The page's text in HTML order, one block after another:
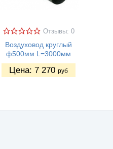
Отзывы: 0
Воздуховод круглый
ф500мм L=3000мм
Цена: 7 270 руб